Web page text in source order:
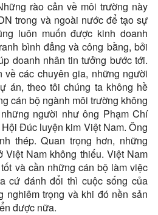
rào cản về môi trường này
trong và ngoài nước để tạo sự
luôn muốn được kinh doanh
bình đẳng và công bằng, bởi
doanh nhân tin tưởng bước tới.
về các chuyên gia, những người
án, theo tôi chúng ta không hề
cán bộ ngành môi trường không
người như ông Phạm Chí
Đúc luyện kim Việt Nam. Ông
thép. Quan trọng hơn, những
Nam không thiếu. Việt Nam
và cần những cán bộ làm việc
cứ đánh đổi thì cuộc sống của
nghiêm trọng và khi đó nền sản
được nữa.